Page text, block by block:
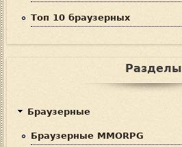
Топ 10 браузерных
Разделы
Браузерные
Браузерные MMORPG